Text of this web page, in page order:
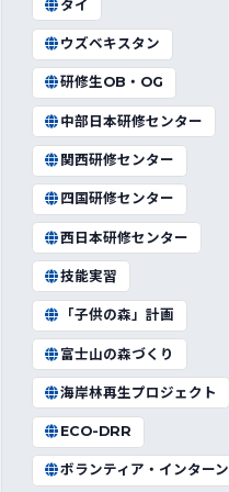
タイ
ウズベキスタン
研修生OB・OG
中部日本研修センター
関西研修センター
四国研修センター
西日本研修センター
技能実習
「子供の森」計画
富士山の森づくり
海岸林再生プロジェクト
ECO-DRR
ボランティア・インターン